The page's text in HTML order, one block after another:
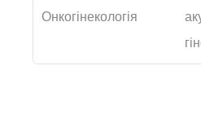
Онкогінекологія